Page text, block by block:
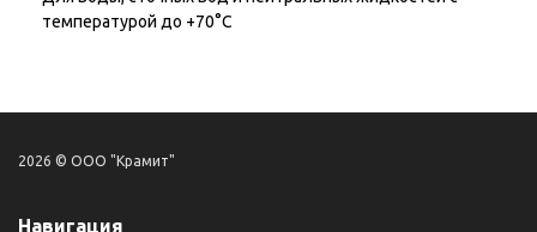
температурой до +70°С
2026 © ООО "Крамит"
Навигация